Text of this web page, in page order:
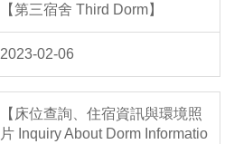
【第三宿舍 Third Dorm】
2023-02-06
【床位查詢、住宿資訊與環境照
片 Inquiry About Dorm Informatio